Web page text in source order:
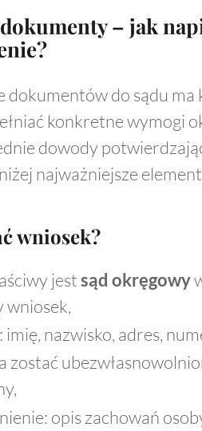
– jak
do sądu ma
konkretne wymogi
dowody
najważniejsze
wniosek?
jestsąd okręgowy
wniosek,
nazwisko, adres,
zostać
opis zachowań